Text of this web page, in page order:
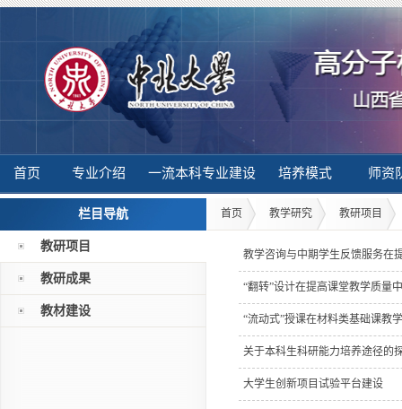
首页 专业介绍 一流本科专业建设 培养模式 师资
栏目导航
教研项目
教研成果
教材建设
首页 教学研究 教研项目
教学咨询与中期学生反馈服务在
“翻转”设计在提高课堂教学质量
“流动式”授课在材料类基础课教
关于本科生科研能力培养途径的
大学生创新项目试验平台建设